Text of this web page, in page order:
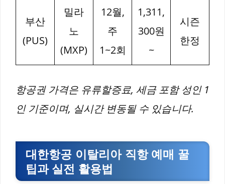
부산
(PUS)
밀라
노
(MXP)
12월,
주
1~2회
1,311,
300원
~
시즌
한정
항공권 가격은 유류할증료, 세금 포함 성인 1
인 기준이며, 실시간 변동될 수 있습니다.
대한항공 이탈리아 직항 예매 꿀
팁과 실전 활용법